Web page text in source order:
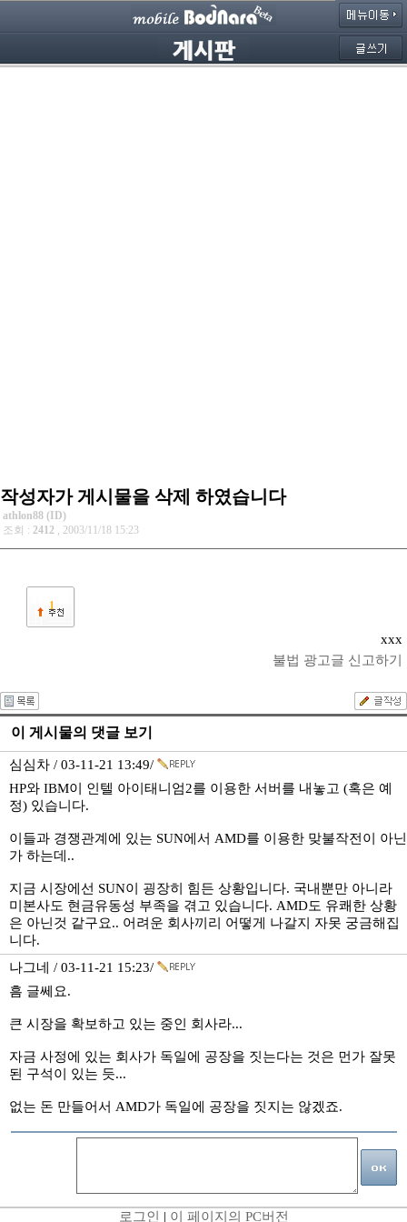
작성자가 게시물을 삭제 하였습니다
athlon88 (ID)
조회 : 2412 , 2003/11/18 15:23
1
xxx
불법 광고글 신고하기
이 게시물의 댓글 보기
심심차 / 03-11-21 13:49/
HP와 IBM이 인텔 아이태니엄2를 이용한 서버를 내놓고 (혹은 예
정) 있습니다.
이들과 경쟁관계에 있는 SUN에서 AMD를 이용한 맞불작전이 아닌
가 하는데..
지금 시장에선 SUN이 굉장히 힘든 상황입니다. 국내뿐만 아니라
미본사도 현금유동성 부족을 겪고 있습니다. AMD도 유쾌한 상황
은 아닌것 같구요.. 어려운 회사끼리 어떻게 나갈지 자못 궁금해집
니다.
나그네 / 03-11-21 15:23/
흠 글쎄요.
큰 시장을 확보하고 있는 중인 회사라...
자금 사정에 있는 회사가 독일에 공장을 짓는다는 것은 먼가 잘못
된 구석이 있는 듯...
없는 돈 만들어서 AMD가 독일에 공장을 짓지는 않겠죠.
로그인 | 이 페이지의 PC버전